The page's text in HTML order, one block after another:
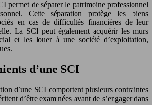
permet de séparer le patrimoine professionnel
Cette séparation protège les biens
en cas de difficultés financières de leur
La SCI peut également acquérir les murs
et les louer à une société d’exploitation,
d’une SCI
d’une SCI comportent plusieurs contraintes
d’être examinées avant de s’engager dans